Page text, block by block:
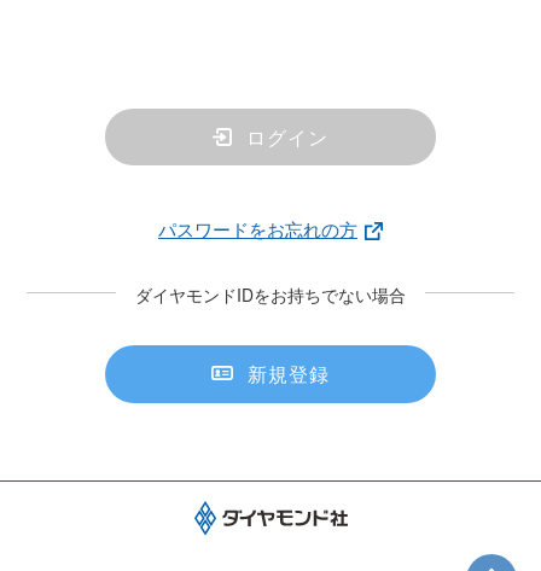
ログイン
パスワードをお忘れの方
ダイヤモンドIDをお持ちでない場合
新規登録